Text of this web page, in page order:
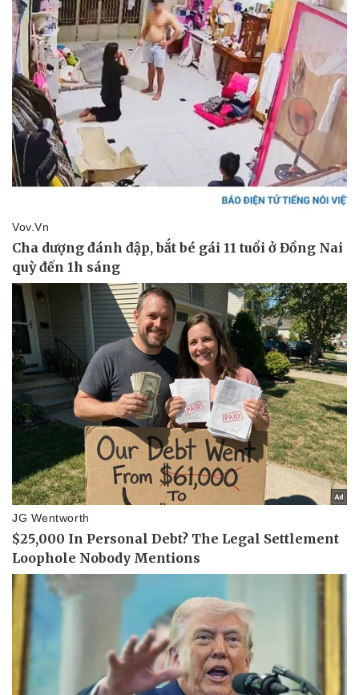
Thể thao
Thế giới thể thao
Ô tô - Xe máy
Ô tô
Xe máy
Tư vấn